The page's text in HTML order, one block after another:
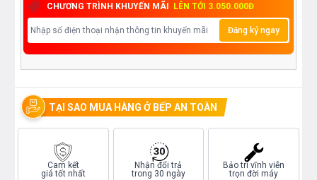
CHƯƠNG TRÌNH KHUYẾN MÃI LÊN TỚI 3.050.000Đ
Đăng ký ngay
TẠI SAO MUA HÀNG Ở BẾP AN TOÀN
Cam kết
giá tốt nhất
Nhận đổi trả
trong 30 ngày
Bảo trì vĩnh viễn
trọn đời máy